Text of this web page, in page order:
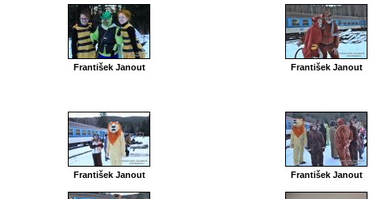
František Janout František Janout
František Janout František Janout